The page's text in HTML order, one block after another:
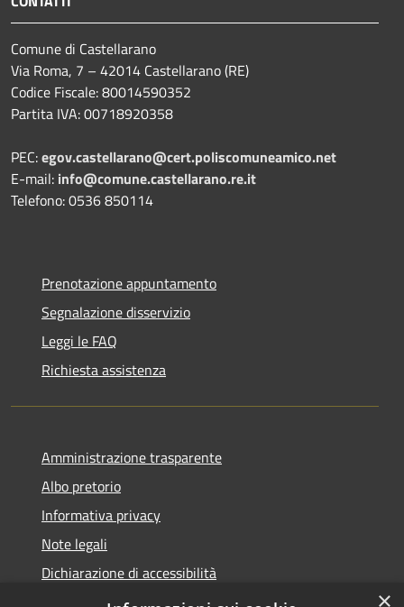
Comune di Castellarano
Via Roma, 7 – 42014 Castellarano (RE)
Codice Fiscale: 80014590352
Partita IVA: 00718920358
PEC:egov.castellarano@cert.poliscomuneamico.net
E-mail: info@comune.castellarano.re.it
Telefono: 0536 850114
Prenotazione appuntamento
Segnalazione disservizio
Leggi le FAQ
Richiesta assistenza
Amministrazione trasparente
Albo pretorio
Informativa privacy
Note legali
Dichiarazione di accessibilità
Piano di miglioramento del sito
×